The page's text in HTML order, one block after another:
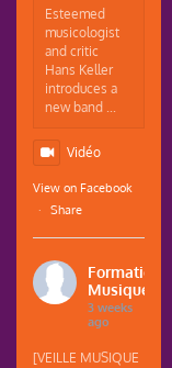
Esteemed
musicologist
and critic
Hans Keller
introduces a
new band ...
Vidéo
View on Facebook
·
Share
Formations
Musique
3 weeks
ago
[VEILLE MUSIQUE